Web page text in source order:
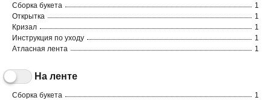
Сборка букета
1
Открытка
1
Кризал
1
Инструкция по уходу
1
Атласная лента
1
На ленте
Сборка букета
1